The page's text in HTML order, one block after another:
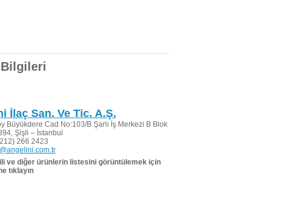
İlaç San. Ve Tic. A.Ş.
Büyükdere Cad No:103/B Şarlı İş Merkezi B Blok
Şişli – İstanbul
266 2423
ve diğer ürünlerin listesini görüntülemek için
tıklayın